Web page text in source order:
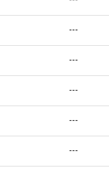
---
---
---
---
---